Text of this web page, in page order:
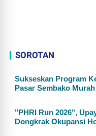
SOROTAN
Sukseskan Program
Pasar Sembako
"PHRI Run 2026",
Dongkrak Okupansi